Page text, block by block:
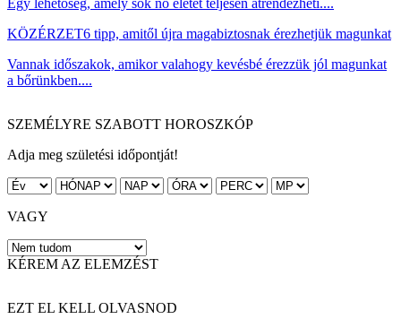
KÖZÉRZET6 tipp, amitől újra magabiztosnak érezhetjük magunkat
Vannak időszakok, amikor valahogy kevésbé érezzük jól magunkat
a bőrünkben....
SZEMÉLYRE SZABOTT HOROSZKÓP
Adja meg születési időpontját!
VAGY
KÉREM AZ ELEMZÉST
EZT EL KELL OLVASNOD